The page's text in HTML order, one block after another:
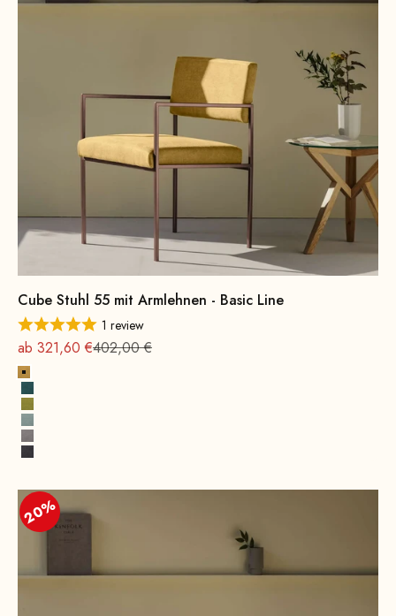
Cube Stuhl 55 mit Armlehnen - Basic Line
1 review
Angebot
ab 321,60 €Regulärer Preis
402,00 €
Gelb
Petrol
Senfgrün
Wassergrün
Grau
Dunkelgrau
20%